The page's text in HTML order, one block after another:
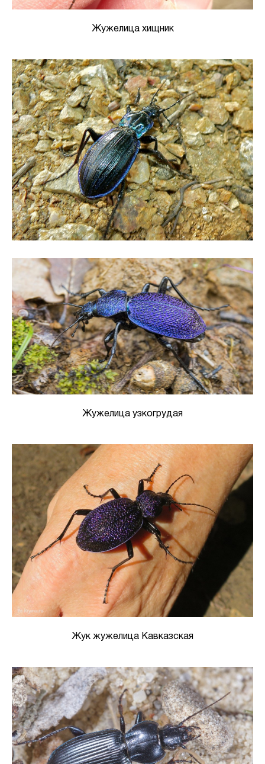
Жужелица хищник
Жужелица узкогрудая
Жук жужелица Кавказская